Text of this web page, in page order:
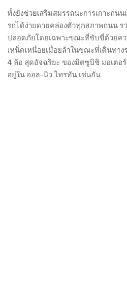
ทั้งยังช่วยเสริมสมรรถนะการเกาะถน
รถได้ง่ายดายคล่องตัวทุกสภาพถนน ร
ปลอดภัยโดยเฉพาะขณะที่ขับขี่ด้วยคว
เหน็ดเหนื่อยเมื่อยล้าในขณะที่เดินทา
4 ล้อ สุดอัจฉริยะ ของมิตซูบิชิ มอเตอ
อยู่ใน ออล-นิว ไทรทัน เช่นกัน